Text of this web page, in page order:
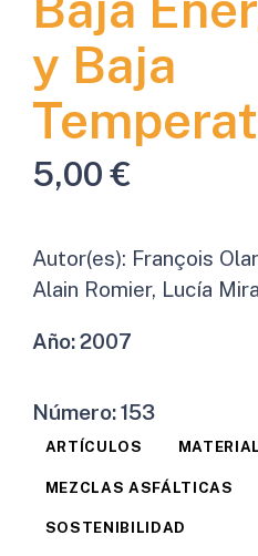
y Baja
5,00€
Autor(es): François
Alain Romier, Lucía
Año:2007
Número:153
ARTÍCULOS
MEZCLAS ASFÁLTICAS
SOSTENIBILIDAD